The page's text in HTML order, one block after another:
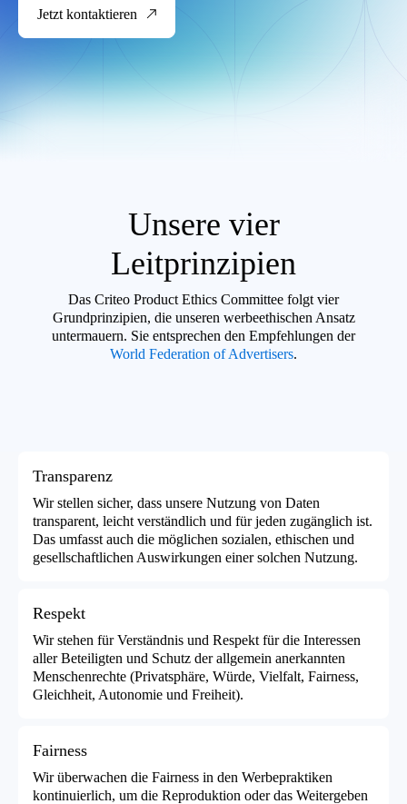
Jetzt kontaktieren
Unsere vier
Leitprinzipien
Das Criteo Product Ethics Committee folgt vier
Grundprinzipien, die unseren werbeethischen Ansatz
untermauern. Sie entsprechen den Empfehlungen der
World Federation of Advertisers.
Transparenz
Wir stellen sicher, dass unsere Nutzung von Daten
transparent, leicht verständlich und für jeden zugänglich ist.
Das umfasst auch die möglichen sozialen, ethischen und
gesellschaftlichen Auswirkungen einer solchen Nutzung.
Respekt
Wir stehen für Verständnis und Respekt für die Interessen
aller Beteiligten und Schutz der allgemein anerkannten
Menschenrechte (Privatsphäre, Würde, Vielfalt, Fairness,
Gleichheit, Autonomie und Freiheit).
Fairness
Wir überwachen die Fairness in den Werbepraktiken
kontinuierlich, um die Reproduktion oder das Weitergeben